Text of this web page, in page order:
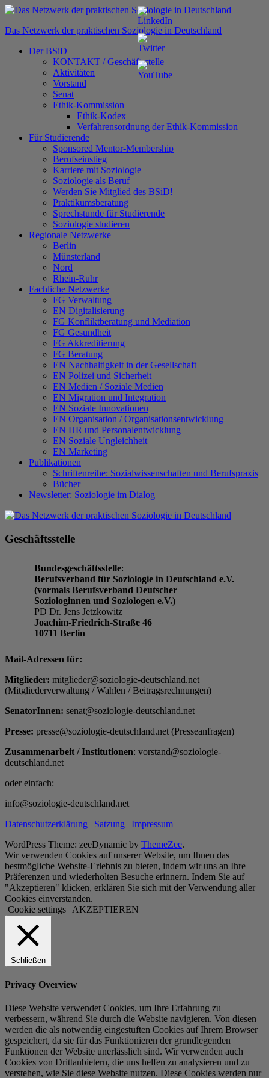
Zum
springen
Das Netzwerk der praktischen Soziologie in Deutschland
Der BSiD
KONTAKT / Geschäftsstelle
Aktivitäten
Vorstand
Senat
Ethik-Kommission
Ethik-Kodex
Verfahrensordnung der Ethik-Kommission
Für Studierende
Sponsored Mentor-Membership
Berufseinstieg
Karriere mit Soziologie
Soziologie als Beruf
Werden Sie Mitglied des BSiD!
Praktikumsberatung
Sprechstunde für Studierende
Soziologie studieren
Regionale Netzwerke
Berlin
Münsterland
Nord
Rhein-Ruhr
Fachliche Netzwerke
FG Verwaltung
EN Digitalisierung
FG Konfliktberatung und Mediation
FG Gesundheit
FG Akkreditierung
FG Beratung
EN Nachhaltigkeit in der Gesellschaft
EN Polizei und Sicherheit
EN Medien / Soziale Medien
EN Migration und Integration
EN Soziale Innovationen
EN Organisation / Organisationsentwicklung
EN HR und Personalentwicklung
EN Soziale Ungleichheit
EN Marketing
Publikationen
Schriftenreihe: Sozialwissenschaften und Berufspraxis
Bücher
Newsletter: Soziologie im Dialog
Geschäftsstelle
Bundesgeschäftsstelle:
Berufsverband für Soziologie in Deutschland e.V.
(vormals Berufsverband Deutscher
Soziologinnen und Soziologen e.V.)
PD Dr. Jens Jetzkowitz
Joachim-Friedrich-Straße 46
10711 Berlin
Mail-Adressen für:
Mitglieder: mitglieder@soziologie-deutschland.net
(Mitgliederverwaltung / Wahlen / Beitragsrechnungen)
SenatorInnen: senat@soziologie-deutschland.net
Presse: presse@soziologie-deutschland.net (Presseanfragen)
Zusammenarbeit / Institutionen: vorstand@soziologie-
deutschland.net
oder einfach:
info@soziologie-deutschland.net
Datenschutzerklärung | Satzung | Impressum
WordPress Theme: zeeDynamic by ThemeZee.
Wir verwenden Cookies auf unserer Website, um Ihnen das
bestmögliche Website-Erlebnis zu bieten, indem wir uns an Ihre
Präferenzen und wiederholten Besuche erinnern. Indem Sie auf
"Akzeptieren" klicken, erklären Sie sich mit der Verwendung aller
Cookies einverstanden.
Cookie settings
AKZEPTIEREN
Schließen
Privacy Overview
Diese Website verwendet Cookies, um Ihre Erfahrung zu
verbessern, während Sie durch die Website navigieren. Von diesen
werden die als notwendig eingestuften Cookies auf Ihrem Browser
gespeichert, da sie für das Funktionieren der grundlegenden
Funktionen der Website unerlässlich sind. Wir verwenden auch
Cookies von Drittanbietern, die uns helfen zu analysieren und zu
verstehen, wie Sie diese Website nutzen. Diese Cookies werden nur